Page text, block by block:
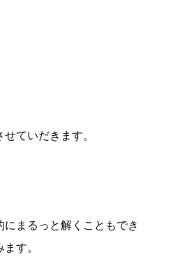
ていだきます。
まるっと解くこともでき
す。